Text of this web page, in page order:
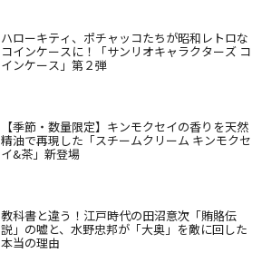
ハローキティ、ポチャッコたちが昭和レトロな
コインケースに！「サンリオキャラクターズ コ
インケース」第２弾
【季節・数量限定】キンモクセイの香りを天然
精油で再現した「スチームクリーム キンモクセ
イ&茶」新登場
教科書と違う！江戸時代の田沼意次「賄賂伝
説」の嘘と、水野忠邦が「大奥」を敵に回した
本当の理由